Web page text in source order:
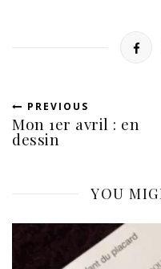
PREVIOUS
Mon 1er avril : en
dessin
YOU